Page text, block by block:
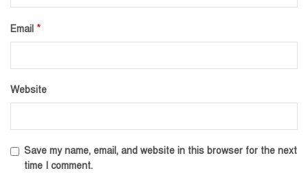
Email *
Website
Save my name, email, and website in this browser for the next
time I comment.